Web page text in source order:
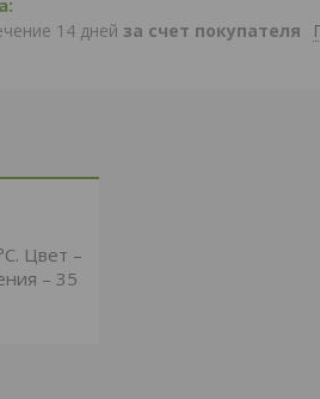
14 дней за счет покупателя
Цвет –
– 35